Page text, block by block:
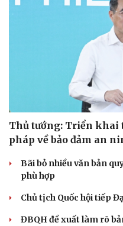
Thủ tướng: Triển khai
pháp về bảo đảm an
Bãi bỏ nhiều văn bản
phù hợp
Chủ tịch Quốc hội tiếp
ĐBQH đề xuất làm rõ